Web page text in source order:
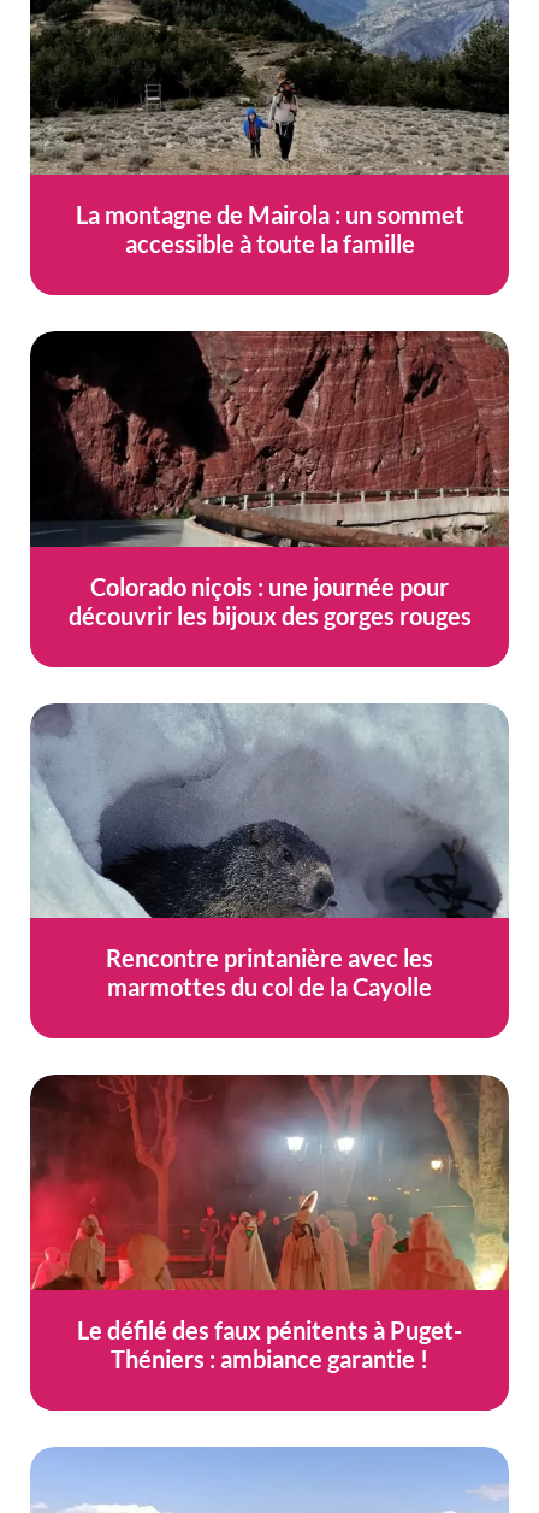
La montagne de Mairola : un sommet
accessible à toute la famille
Colorado niçois : une journée pour
découvrir les bijoux des gorges rouges
Rencontre printanière avec les
marmottes du col de la Cayolle
Le défilé des faux pénitents à Puget-
Théniers : ambiance garantie !